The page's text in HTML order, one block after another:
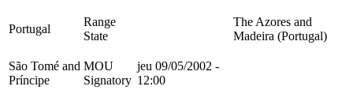
Portugal
Range
State
The Azores and
Madeira (Portugal)
São Tomé and
Príncipe
MOU
Signatory
jeu 09/05/2002 -
12:00